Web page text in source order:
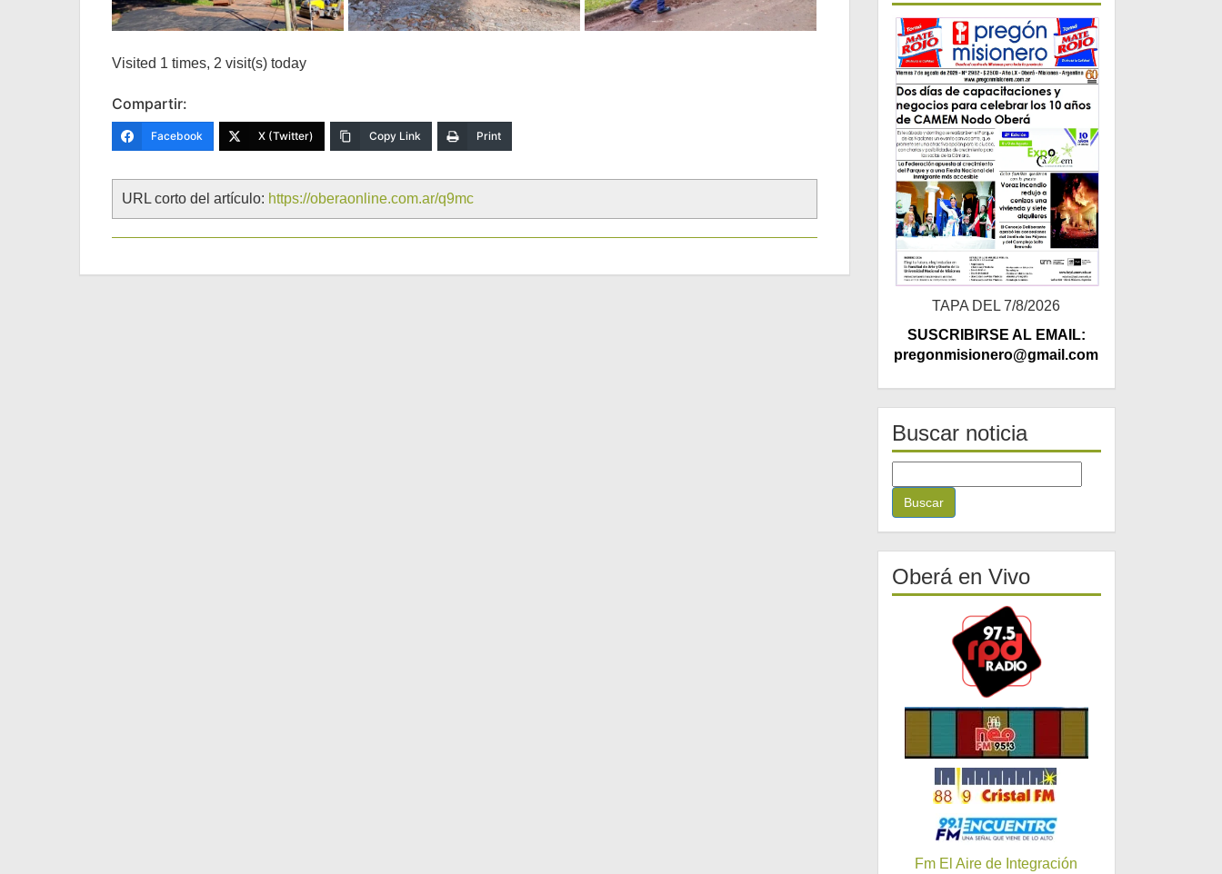
Visited 1 times, 2 visit(s) today
Compartir:
Facebook X (Twitter) Copy Link Print
URL corto del artículo: https://oberaonline.com.ar/q9mc
TAPA DEL 7/8/2026
SUSCRIBIRSE AL EMAIL:
pregonmisionero@gmail.com
Buscar noticia
u
c
a
r
:
Oberá en Vivo
Fm El Aire de Integración